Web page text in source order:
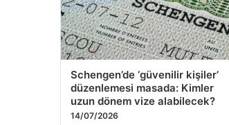
Yolcu filminin konusu ne? Yolcu
filminin oyuncuları kim?
17/07/2026